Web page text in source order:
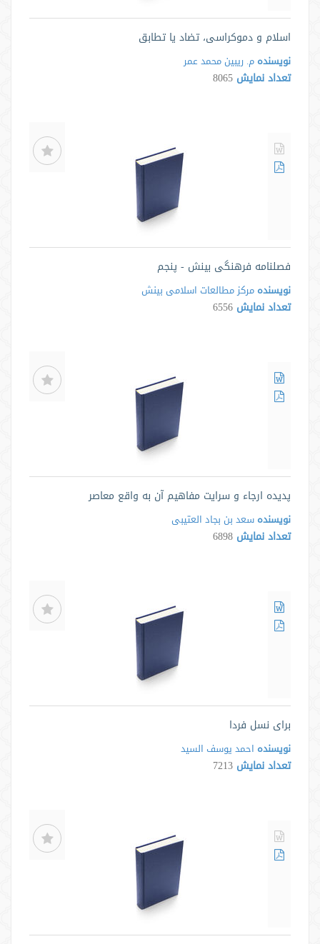
اسلام و دموکراسی، تضاد یا تطابق
نویسنده م. ریبین محمد عمر
تعداد نمایش 8065
فصلنامه فرهنگی بینش - پنجم
نویسنده مرکز مطالعات اسلامی بینش
تعداد نمایش 6556
پدیده ارجاء و سرایت مفاهیم آن به واقع معاصر
نویسنده سعد بن بجاد العتیبی
تعداد نمایش 6898
برای نسل فردا
نویسنده احمد یوسف السید
تعداد نمایش 7213